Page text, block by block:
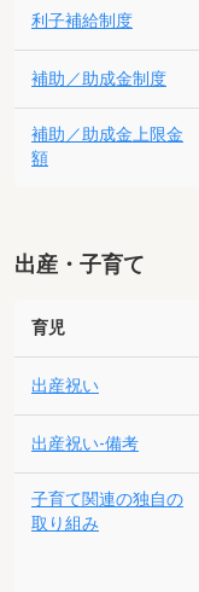
利子補給制度
補助／助成金制度
補助／助成金上限金
額
出産・子育て
育児
出産祝い
出産祝い-備考
子育て関連の独自の
取り組み